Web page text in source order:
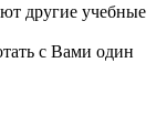
другие учебные
с Вами один